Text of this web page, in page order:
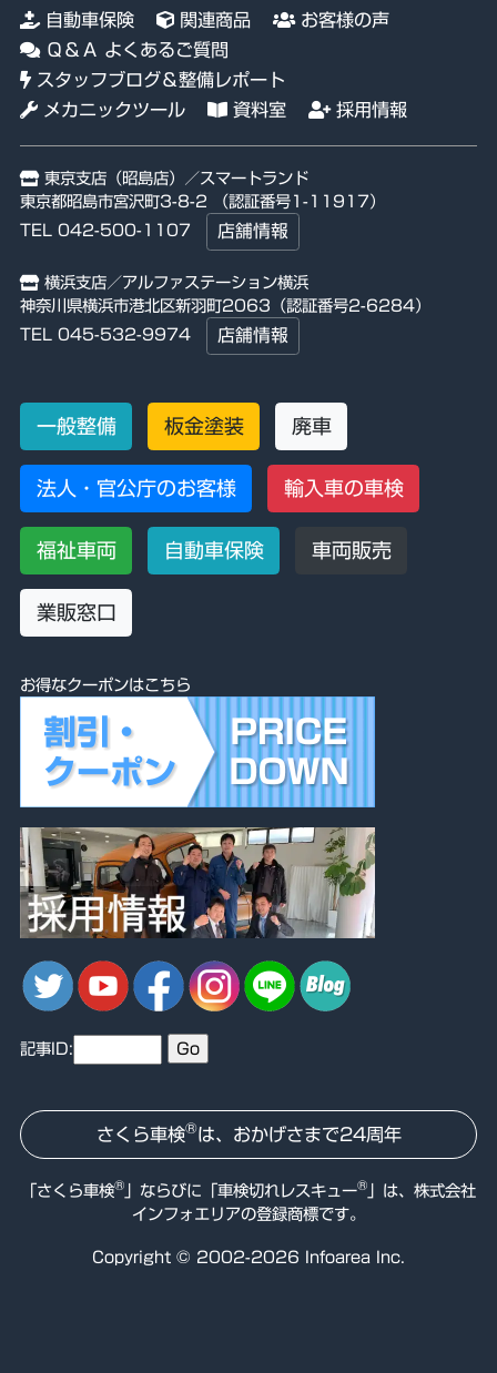
自動車保険
関連商品
お客様の声
Ｑ＆Ａ よくあるご質問
スタッフブログ＆整備レポート
メカニックツール
資料室 採用情報
東京支店（昭島店）／スマートランド
東京都昭島市宮沢町3-8-2 （認証番号1-11917）
TEL 042-500-1107
店舗情報
横浜支店／アルファステーション横浜
神奈川県横浜市港北区新羽町2063（認証番号2-6284）
TEL 045-532-9974
店舗情報
一般整備 板金塗装 廃車
法人・官公庁のお客様 輸入車の車検
福祉車両 自動車保険 車両販売
業販窓口
お得なクーポンはこちら
記事ID:
さくら車検®は、おかげさまで24周年
「さくら車検® 」ならびに「車検切れレスキュー®
」は、株式会社
インフォエリアの登録商標です。
Copyright © 2002-2026 Infoarea Inc.